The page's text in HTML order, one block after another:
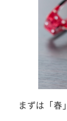
まずは「春」